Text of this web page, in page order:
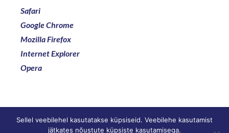
Safari
Google Chrome
Mozilla Firefox
Internet Explorer
Opera
Sellel veebilehel kasutatakse küpsiseid. Veebilehe kasutamist
jätkates nõustute küpsiste kasutamisega.